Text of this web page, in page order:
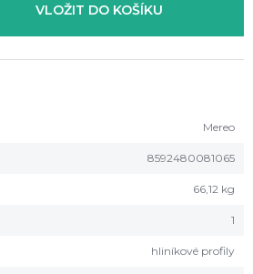
VLOŽIT DO KOŠÍKU
Mereo
8592480081065
66,12 kg
1
hliníkové profily